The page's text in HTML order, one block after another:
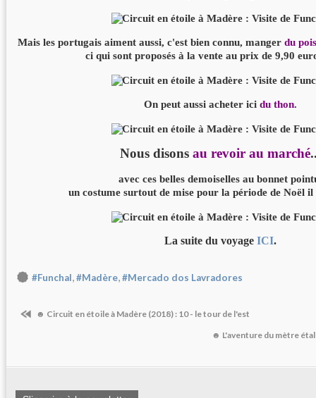
Mais les portugais aiment aussi, c'est bien connu, manger du
ci qui sont proposés à la vente au prix de 9,90
On peut aussi acheter icidu thon.
Nous disonsau revoir au marché
avec ces belles demoiselles au bonnet
un costume surtout de mise pour la période de Noël il
La suite du voyageICI.
#Funchal,#Madère,#Mercado dos Lavradores
☻ Circuit en étoile à Madère (2018) : 10 - le tour de l'est
☻ L'aventure du mètre